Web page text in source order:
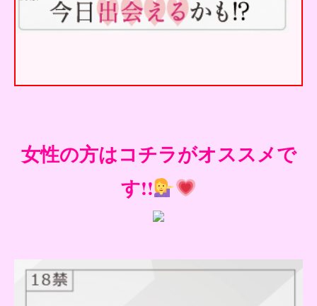
女性の方はコチラがオススメで
す!!